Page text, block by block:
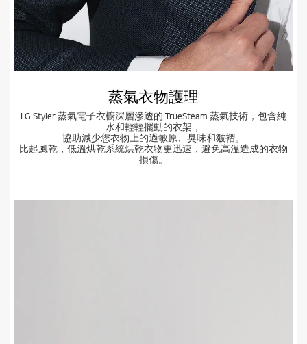
蒸氣衣物護理
LG Styler 蒸氣電子衣櫥深層滲透的 TrueSteam 蒸氣技術，包含純
水和輕輕擺動的衣架，
協助減少您衣物上的過敏原、臭味和皺褶。
比起風乾，低溫烘乾系統烘乾衣物更迅速，避免高溫造成的衣物
損傷。